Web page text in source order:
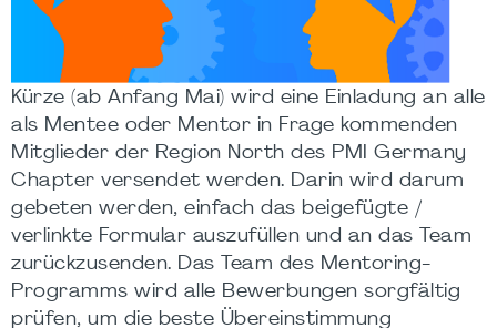
Kürze (ab Anfang Mai) wird eine Einladung an alle
als Mentee oder Mentor in Frage kommenden
Mitglieder der Region North des PMI Germany
Chapter versendet werden. Darin wird darum
gebeten werden, einfach das beigefügte /
verlinkte Formular auszufüllen und an das Team
zurückzusenden. Das Team des Mentoring-
Programms wird alle Bewerbungen sorgfältig
prüfen, um die beste Übereinstimmung